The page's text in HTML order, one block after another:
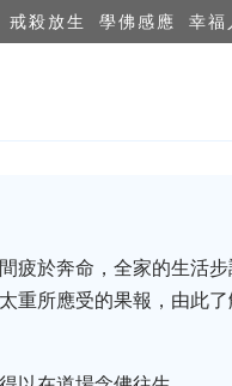
戒殺放生 學佛感應 幸福
疲於奔命，全家的生活步
重所應受的果報，由此